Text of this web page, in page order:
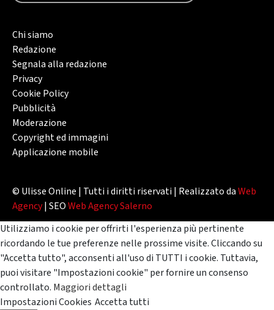
Chi siamo
Redazione
Segnala alla redazione
Privacy
Cookie Policy
Pubblicità
Moderazione
Copyright ed immagini
Applicazione mobile
© Ulisse Online | Tutti i diritti riservati | Realizzato daWeb
Agency| SEOWeb Agency Salerno
Utilizziamo i cookie per offrirti l'esperienza più pertinente
ricordando le tue preferenze nelle prossime visite. Cliccando su
"Accetta tutto", acconsenti all'uso di TUTTI i cookie. Tuttavia,
puoi visitare "Impostazioni cookie" per fornire un consenso
controllato. Maggiori dettagli
Impostazioni Cookies Accetta tutti